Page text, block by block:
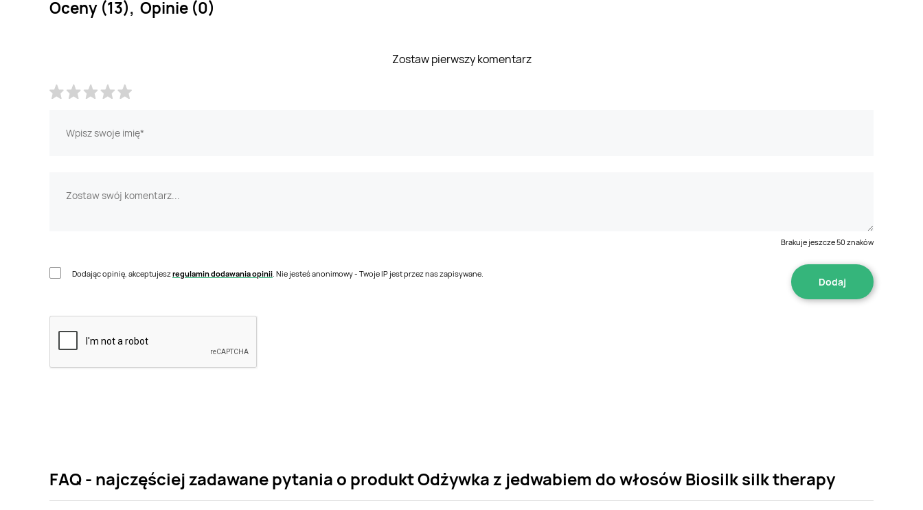
Oceny (13), Opinie (0)
Zostaw pierwszy komentarz
Brakuje jeszcze50 znaków
Dodając opinię, akceptujeszregulamin dodawania opinii . Nie jesteś anonimowy - Twoje IP jest przez nas zapisywane.
FAQ - najczęściej zadawane pytania o produkt Odżywka z jedwabiem do włosów Biosilk silk therapy